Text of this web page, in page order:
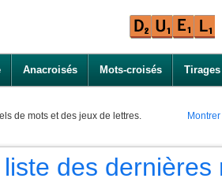
Anacroisés Mots-croisés Tirages
de mots et des jeux de lettres.
des dernières